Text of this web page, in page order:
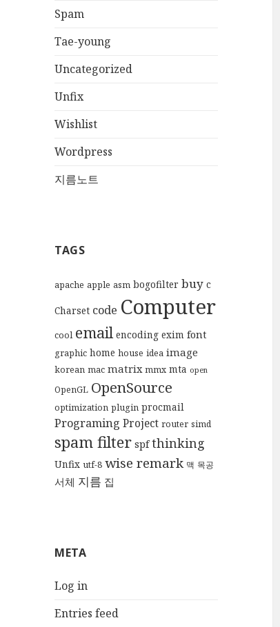
Spam
Tae-young
Uncategorized
Unfix
Wishlist
Wordpress
지름노트
TAGS
apache apple asm bogofilter buy c
Charset code Computer
cool email encoding exim font
graphic home house idea image
korean mac matrix mmx mta open
OpenGL OpenSource
optimization plugin procmail
Programing Project router simd
spam filter spf thinking
Unfix utf-8 wise remark 맥 목공
서체 지름 집
META
Log in
Entries feed